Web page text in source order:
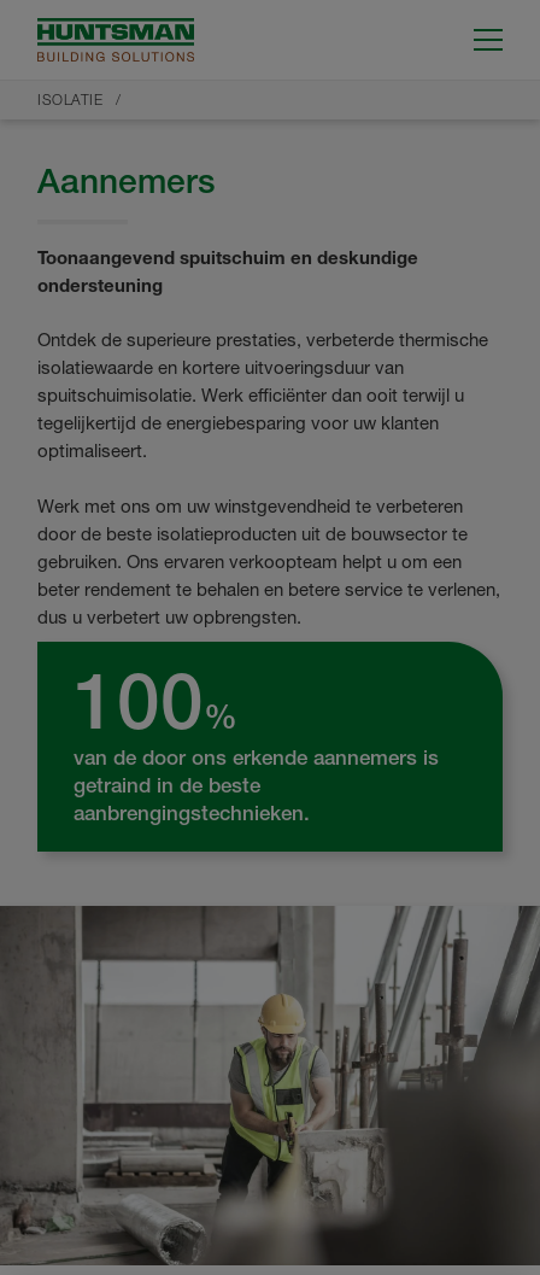
ISOLATIE
Aannemers
Toonaangevend spuitschuim en deskundige
ondersteuning
Ontdek de superieure prestaties, verbeterde thermische
isolatiewaarde en kortere uitvoeringsduur van
spuitschuimisolatie. Werk efficiënter dan ooit terwijl u
tegelijkertijd de energiebesparing voor uw klanten
optimaliseert.
Werk met ons om uw winstgevendheid te verbeteren
door de beste isolatieproducten uit de bouwsector te
gebruiken. Ons ervaren verkoopteam helpt u om een
beter rendement te behalen en betere service te verlenen,
dus u verbetert uw opbrengsten.
100%
van de door ons erkende aannemers is
getraind in de beste
aanbrengingstechnieken.